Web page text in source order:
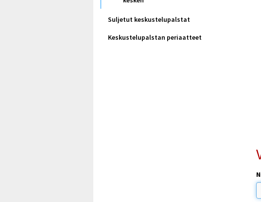
Suljetut keskustelupalstat
Keskustelupalstan periaatteet